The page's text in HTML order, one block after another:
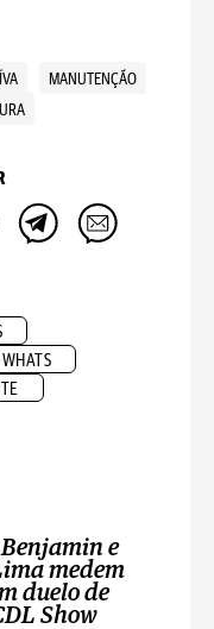
MANUTENÇÃO
e
medem
duelo de
Show